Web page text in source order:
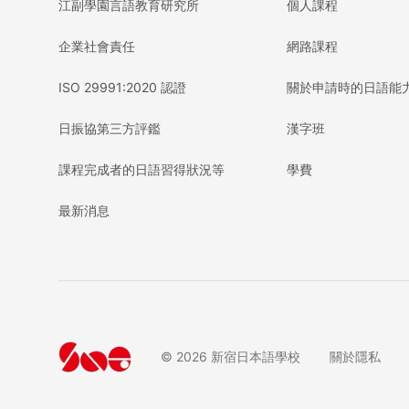
江副學園言語教育研究所
企業社會責任
ISO 29991:2020 認證
日振協第三方評鑑
課程完成者的日語習得狀況等
最新消息
個人課程
網路課程
關於申請時的日語能
漢字班
學費
© 2026 新宿日本語學校 關於隱私